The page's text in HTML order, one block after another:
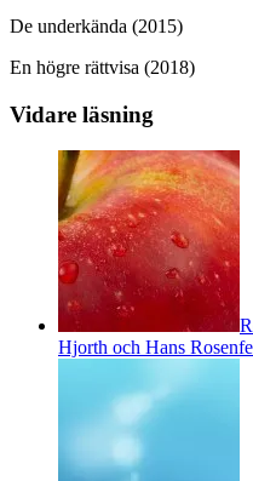
De underkända (2015)
En högre rättvisa (2018)
Vidare läsning
Hjorth och Hans